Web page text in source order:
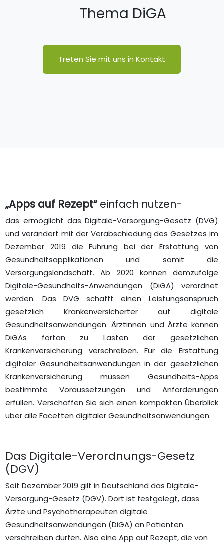
Thema DiGA
Treten Sie mit uns in Kontakt
„Apps auf Rezept“ einfach nutzen-
das ermöglicht das Digitale-Versorgung-Gesetz (DVG)
und verändert mit der Verabschiedung des Gesetzes im
Dezember 2019 die Führung bei der Erstattung von
Gesundheitsapplikationen und somit die
Versorgungslandschaft. Ab 2020 können demzufolge
Digitale-Gesundheits-Anwendungen (DiGA) verordnet
werden. Das DVG schafft einen Leistungsanspruch
gesetzlich Krankenversicherter auf digitale
Gesundheitsanwendungen. Ärztinnen und Ärzte können
DiGAs fortan zu Lasten der gesetzlichen
Krankenversicherung verschreiben. Für die Erstattung
digitaler Gesundheitsanwendungen in der gesetzlichen
Krankenversicherung müssen Gesundheits-Apps
bestimmte Voraussetzungen und Anforderungen
erfüllen. Verschaffen Sie sich einen kompakten Überblick
über alle Facetten digitaler Gesundheitsanwendungen.
Das Digitale-Verordnungs-Gesetz
(DGV)
Seit Dezember 2019 gilt in Deutschland das Digitale-
Versorgung-Gesetz (DGV). Dort ist festgelegt, dass
Ärzte und Psychotherapeuten digitale
Gesundheitsanwendungen (DiGA) an Patienten
verschreiben dürfen. Also eine App auf Rezept, die von